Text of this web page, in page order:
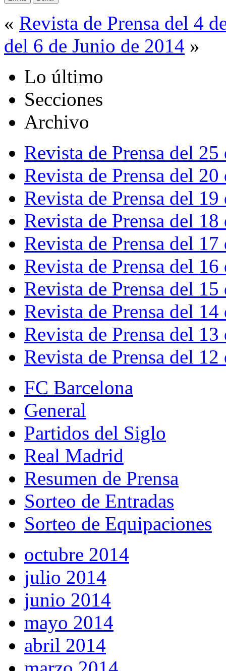
« Revista de Prensa del 4
del 6 de Junio de 2014 »
Lo último
Secciones
Archivo
Revista de Prensa del
Revista de Prensa del
Revista de Prensa del
Revista de Prensa del
Revista de Prensa del
Revista de Prensa del
Revista de Prensa del
Revista de Prensa del
Revista de Prensa del
Revista de Prensa del
FC Barcelona
General
Partidos del Siglo
Real Madrid
Resumen de Prensa
Sorteo de Entradas
Sorteo de Equipaciones
octubre 2014
julio 2014
junio 2014
mayo 2014
abril 2014